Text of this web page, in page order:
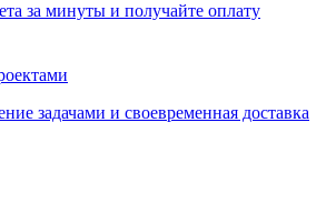
за минуты и получайте оплату
задачами и своевременная доставка